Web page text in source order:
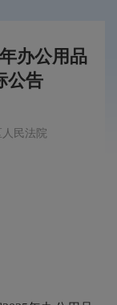
办公用品
公告
人民法院